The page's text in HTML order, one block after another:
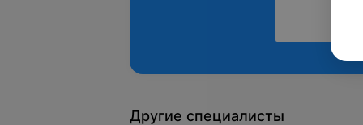
Другие специалисты